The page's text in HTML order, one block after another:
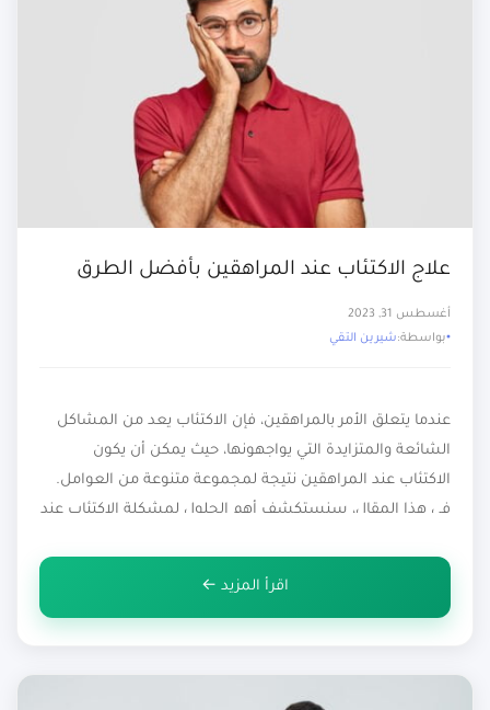
علاج الاكتئاب عند المراهقين بأفضل الطرق
أغسطس 31, 2023
بواسطة:شيرين التقي
عندما يتعلق الأمر بالمراهقين، فإن الاكتئاب يعد من المشاكل
الشائعة والمتزايدة التي يواجهونها، حيث يمكن أن يكون
الاكتئاب عند المراهقين نتيجة لمجموعة متنوعة من العوامل.
في هذا المقال، سنستكشف أهم الحلول لمشكلة الاكتئاب عند
يمكن أن تساعد المراهقين في التغلب على الاكتئاب وتحسين
اقرأ المزيد ←